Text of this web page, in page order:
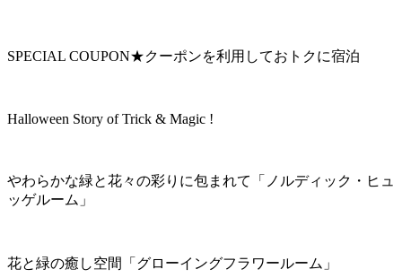
SPECIAL COUPON★クーポンを利用しておトクに宿泊
Halloween Story of Trick & Magic !
やわらかな緑と花々の彩りに包まれて「ノルディック・ヒュ
ッゲルーム」
花と緑の癒し空間「グローイングフラワールーム」